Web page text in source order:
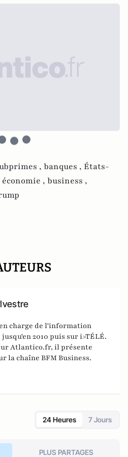
, banques , États-
économie , business ,
charge de l'information
2010 puis sur i>TÉLÉ.
Atlantico.fr, il présente
la chaîne BFM Business.
24 Heures 7 Jours
PLUS PARTAGES